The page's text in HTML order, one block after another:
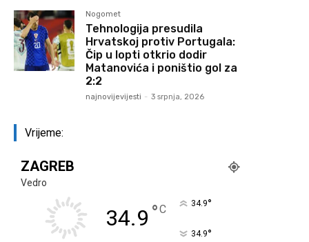
Nogomet
Tehnologija presudila
Hrvatskoj protiv Portugala:
Čip u lopti otkrio dodir
Matanovića i poništio gol za
2:2
najnovijevijesti - 3 srpnja, 2026
Vrijeme:
ZAGREB
Vedro
34.9 °C 34.9°
34.9°